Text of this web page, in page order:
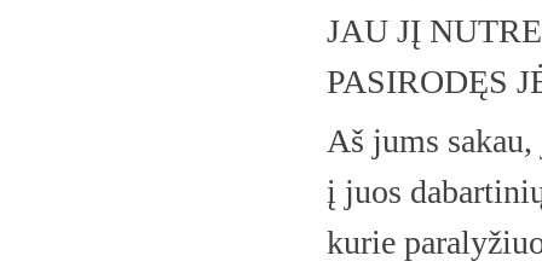
JAU JĮ
PASIRODĘS
Aš jums
į juos
kurie